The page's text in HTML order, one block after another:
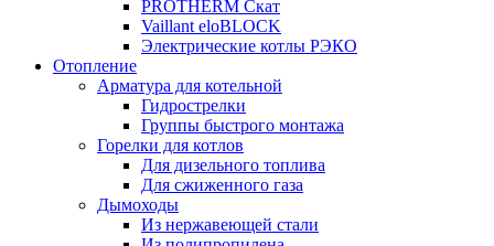
PROTHERM Скат
Vaillant eloBLOCK
Электрические котлы РЭКО
Отопление
Арматура для котельной
Гидрострелки
Группы быстрого монтажа
Горелки для котлов
Для дизельного топлива
Для сжиженного газа
Дымоходы
Из нержавеющей стали